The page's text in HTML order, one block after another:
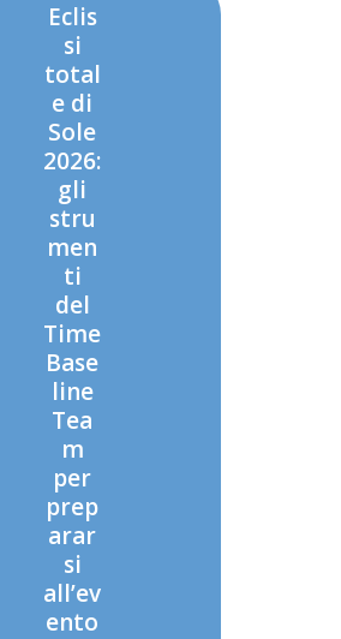
Eclis
si
total
e di
Sole
2026:
gli
stru
men
ti
del
Time
Base
line
Tea
m
per
prep
arar
si
all’ev
ento